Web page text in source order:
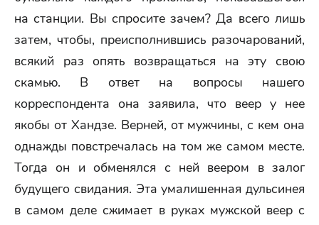
на станции. Вы спросите зачем? Да всего лишь
затем, чтобы, преисполнившись разочарований,
всякий раз опять возвращаться на эту свою
скамью. В ответ на вопросы нашего
корреспондента она заявила, что веер у нее
якобы от Хандзе. Верней, от мужчины, с кем она
однажды повстречалась на том же самом месте.
Тогда он и обменялся с ней веером в залог
будущего свидания. Эта умалишенная дульсинея
в самом деле сжимает в руках мужской веер с